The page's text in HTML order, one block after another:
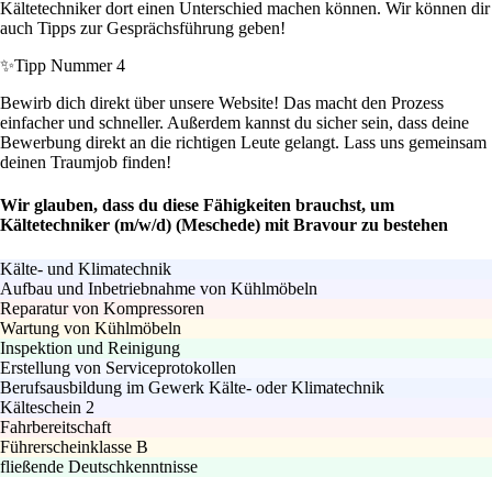
Kältetechniker dort einen Unterschied machen können. Wir können dir
auch Tipps zur Gesprächsführung geben!
✨Tipp Nummer 4
Bewirb dich direkt über unsere Website! Das macht den Prozess
einfacher und schneller. Außerdem kannst du sicher sein, dass deine
Bewerbung direkt an die richtigen Leute gelangt. Lass uns gemeinsam
deinen Traumjob finden!
Wir glauben, dass du diese Fähigkeiten brauchst, um
Kältetechniker (m/w/d) (Meschede) mit Bravour zu bestehen
Kälte- und Klimatechnik
Aufbau und Inbetriebnahme von Kühlmöbeln
Reparatur von Kompressoren
Wartung von Kühlmöbeln
Inspektion und Reinigung
Erstellung von Serviceprotokollen
Berufsausbildung im Gewerk Kälte- oder Klimatechnik
Kälteschein 2
Fahrbereitschaft
Führerscheinklasse B
fließende Deutschkenntnisse